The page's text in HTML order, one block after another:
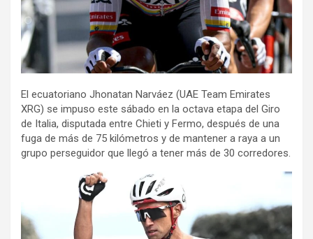
El ecuatoriano Jhonatan Narváez (UAE Team Emirates
XRG) se impuso este sábado en la octava etapa del Giro
de Italia, disputada entre Chieti y Fermo, después de una
fuga de más de 75 kilómetros y de mantener a raya a un
grupo perseguidor que llegó a tener más de 30 corredores.